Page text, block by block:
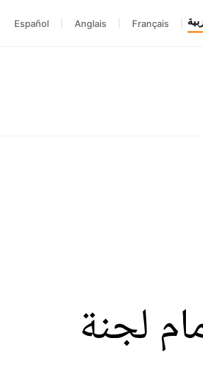
Français
Anglais
Español
لجنة